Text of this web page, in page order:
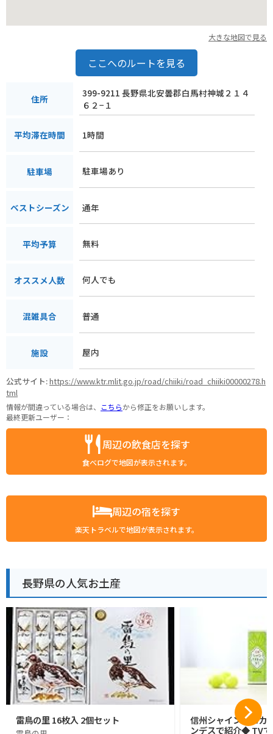
大きな地図で見る
ここへのルートを見る
住所
399-9211 長野県北安曇郡白馬村神城２１４
６２−１
平均滞在時間 1時間
駐車場 駐車場あり
ベストシーズン 通年
平均予算 無料
オススメ人数 何人でも
混雑具合 普通
施設 屋内
公式サイト:https://www.ktr.mlit.go.jp/road/chiiki/road_chiiki00000278.h
tml
情報が間違っている場合は、 こちらから修正をお願いします。
最終更新ユーザー：
周辺の飲食店を探す
食べログで地図が表示されます。
周辺の宿を探す
楽天トラベルで地図が表示されます。
長野県の人気お土産
雷鳥の里 16枚入 2個セット
信州シャインマスカ
ンデスで紹介◆ TV